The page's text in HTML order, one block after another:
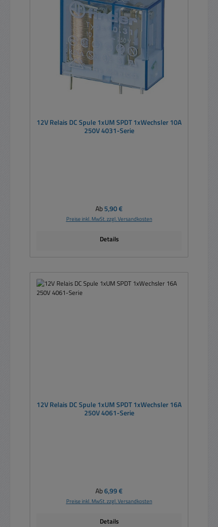
12V Relais DC Spule 1xUM SPDT 1xWechsler 10A
250V 4031-Serie
Regulärer Preis:
Ab5,90 €
Preise inkl. MwSt. zzgl. Versandkosten
Details
12V Relais DC Spule 1xUM SPDT 1xWechsler 16A
250V 4061-Serie
Regulärer Preis:
Ab6,99 €
Preise inkl. MwSt. zzgl. Versandkosten
Details